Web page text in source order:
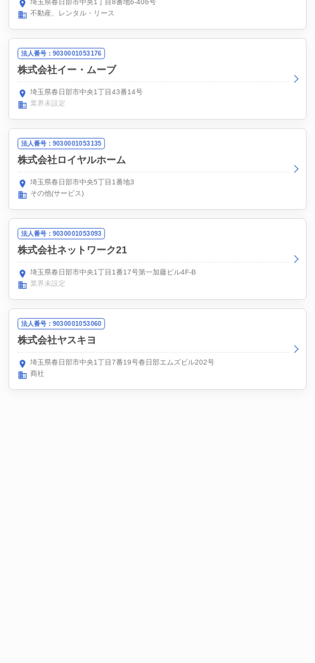
埼玉県春日部市中央1丁目8番地6-406号
不動産、レンタル・リース
法人番号：9030001053176
株式会社イー・ムーブ
埼玉県春日部市中央1丁目43番14号
業界未設定
法人番号：9030001053135
株式会社ロイヤルホーム
埼玉県春日部市中央5丁目1番地3
その他(サービス)
法人番号：9030001053093
株式会社ネットワーク21
埼玉県春日部市中央1丁目1番17号第一加藤ビル4F-B
業界未設定
法人番号：9030001053060
株式会社ヤスキヨ
埼玉県春日部市中央1丁目7番19号春日部エムズビル202号
商社